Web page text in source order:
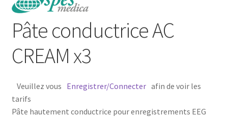
Pâte conductrice AC
CREAM x3
Veuillez vous Enregistrer/Connecter afin de voir les
tarifs
Pâte hautement conductrice pour enregistrements EEG